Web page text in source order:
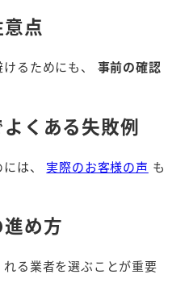
点
るためにも、 事前の確認
くある失敗例
は、 実際のお客様の声 も
め方
る業者を選ぶことが重要